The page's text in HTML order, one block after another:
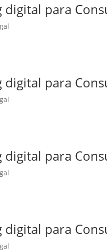
digital para
digital para
digital para
para